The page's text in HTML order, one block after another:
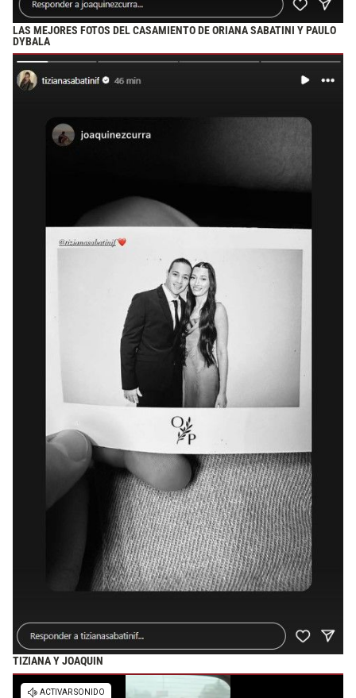
LAS MEJORES FOTOS DEL CASAMIENTO DE ORIANA SABATINI Y PAULO
DYBALA
TIZIANA Y JOAQUIN